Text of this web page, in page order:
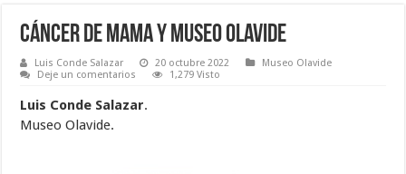
Cáncer de Mama y Museo Olavide
Luis Conde Salazar 20 octubre 2022
Museo Olavide
Deje un comentarios
1,279 Visto
Luis Conde Salazar.
Museo Olavide.